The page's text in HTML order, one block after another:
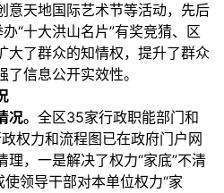
意天地国际艺术节等活动，先后
“十大洪山名片”有奖竞猜、区
大了群众的知情权，提升了群众
信息公开实效性。
。 全区35家行政职能部门和
权力和流程图已在政府门户网
理，一是解决了权力“家底”不清
领导干部对本单位权力“家